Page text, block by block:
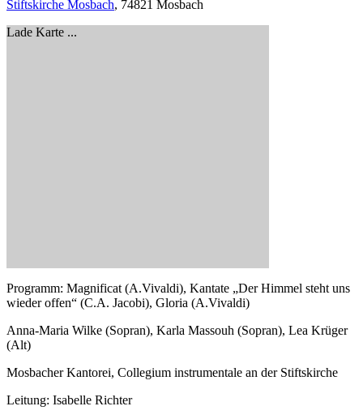
Stiftskirche Mosbach, 74821 Mosbach
Lade Karte ...
Programm: Magnificat (A.Vivaldi), Kantate „Der Himmel steht uns
wieder offen“ (C.A. Jacobi), Gloria (A.Vivaldi)
Anna-Maria Wilke (Sopran), Karla Massouh (Sopran), Lea Krüger
(Alt)
Mosbacher Kantorei, Collegium instrumentale an der Stiftskirche
Leitung: Isabelle Richter